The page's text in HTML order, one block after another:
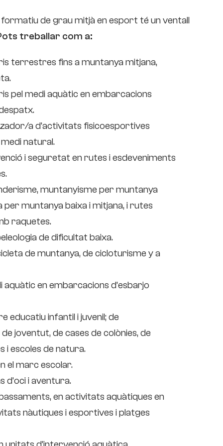
formatiu de grau mitjà en esport té un ventall
treballar com a:
terrestres fins a muntanya mitjana,
pel medi aquàtic en embarcacions
a d’activitats fisicoesportives
natural.
i seguretat en rutes i esdeveniments
muntanyisme per muntanya
per muntanya baixa i mitjana, i rutes
raquetes.
de dificultat baixa.
de muntanya, de cicloturisme y a
aquàtic en embarcacions d’esbarjo
educatiu infantil i juvenil; de
joventut, de cases de colònies, de
i escoles de natura.
el marc escolar.
d’oci i aventura.
en activitats aquàtiques en
nàutiques i esportives i platges